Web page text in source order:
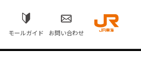
モールガイド お問い合わせ